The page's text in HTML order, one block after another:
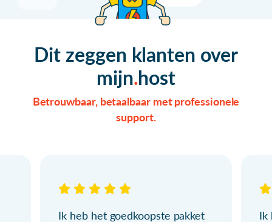
Dit zeggen klanten over
mijn host
Betrouwbaar, betaalbaar met professionele
support.
Ik heb het goedkoopste pakket
Ik